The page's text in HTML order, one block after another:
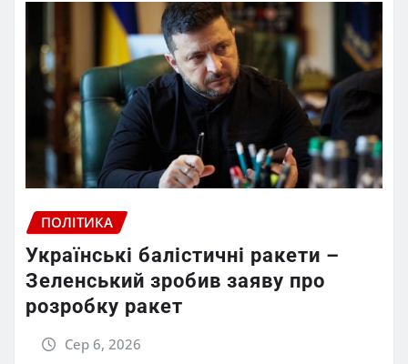
ПОЛІТИКА
Українські балістичні ракети –
Зеленський зробив заяву про
розробку ракет
Сер 6, 2026